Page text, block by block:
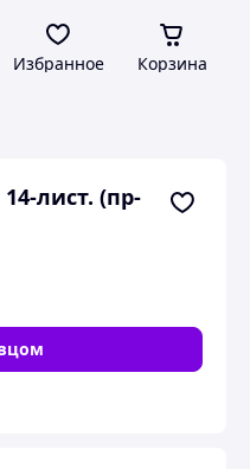
Избранное Корзина
лист. (пр-